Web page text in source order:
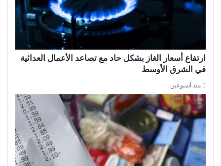
ارتفاع أسعار الغاز بشكل حاد مع تصاعد الأعمال العدائية
في الشرق الأوسط
منذ أسبوعين